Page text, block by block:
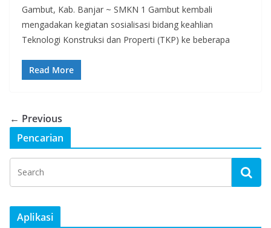
Gambut, Kab. Banjar ~ SMKN 1 Gambut kembali
mengadakan kegiatan sosialisasi bidang keahlian
Teknologi Konstruksi dan Properti (TKP) ke beberapa
Read More
← Previous
Pencarian
Aplikasi